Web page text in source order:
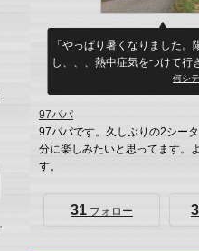
「やっぱり暑くなりました。
し、、、熱中症気をつけて行
何シ
97パパ
97パパです。久しぶりの2シー
分に楽しみたいと思ってます。
す。
31 フォロー